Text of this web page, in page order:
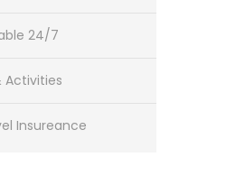
24/7
Activities
Insureance